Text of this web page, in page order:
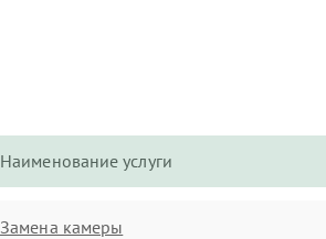
Наименование услуги
Замена камеры